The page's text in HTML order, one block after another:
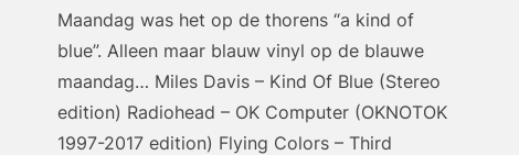
Maandag was het op de thorens “a kind of
blue”. Alleen maar blauw vinyl op de blauwe
maandag… Miles Davis – Kind Of Blue (Stereo
edition) Radiohead – OK Computer (OKNOTOK
1997-2017 edition) Flying Colors – Third